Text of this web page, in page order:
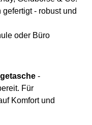
- robust und
oder Büro
-
Für
Komfort und